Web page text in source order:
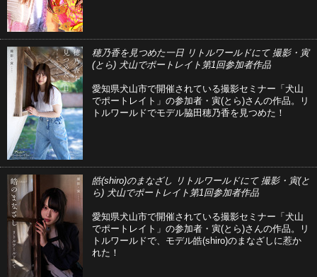
穂乃香を見つめた一日 リトルワールドにて 撮影・寅
(とら) 犬山でポートレイト第1回参加者作品
愛知県犬山市で開催されている撮影セミナー「犬山
でポートレイト」の参加者・寅(とら)さんの作品。リ
トルワールドでモデル脇田穂乃香を見つめた！
皓(shiro)のまなざし リトルワールドにて 撮影・寅(と
ら) 犬山でポートレイト第1回参加者作品
愛知県犬山市で開催されている撮影セミナー「犬山
でポートレイト」の参加者・寅(とら)さんの作品。リ
トルワールドで、モデル皓(shiro)のまなざしに惹か
れた！